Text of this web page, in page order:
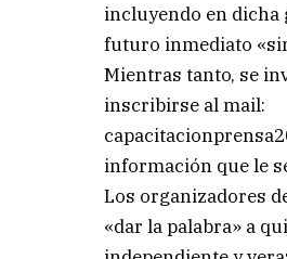
incluyendo en dicha
futuro inmediato
Mientras tanto, se
inscribirse al mail:
información que le
Los organizadores
«dar la palabra» a